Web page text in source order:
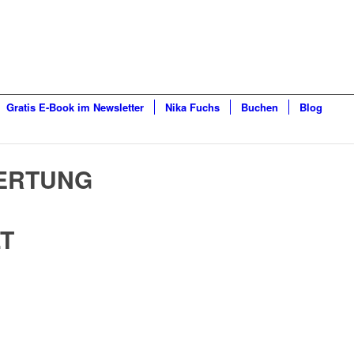
Gratis E-Book im Newsletter Nika Fuchs Buchen Blog